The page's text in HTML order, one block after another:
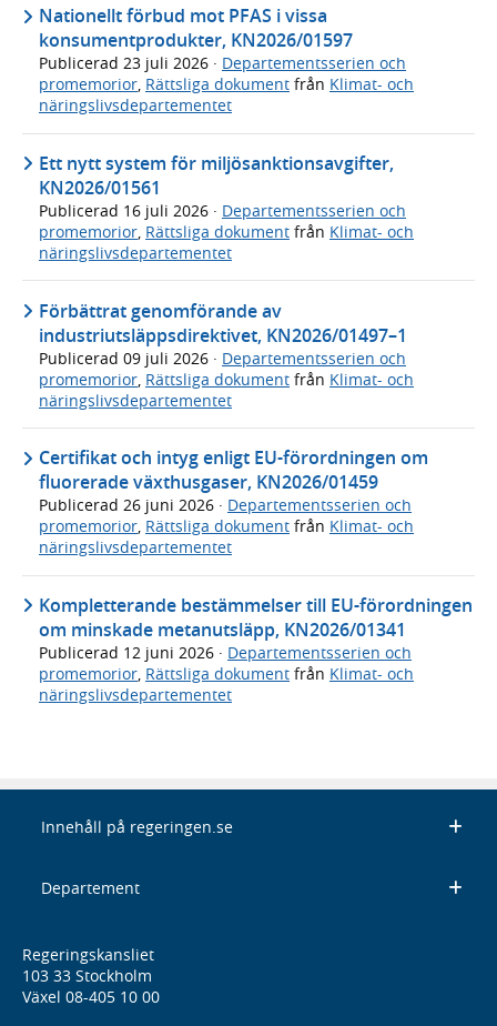
Nationellt förbud mot PFAS i vissa
konsumentprodukter, KN2026/01597
Publicerad 23 juli 2026 · Departementsserien och
promemorior, Rättsliga dokument från Klimat- och
näringslivsdepartementet
Ett nytt system för miljösanktionsavgifter,
KN2026/01561
Publicerad 16 juli 2026 · Departementsserien och
promemorior, Rättsliga dokument från Klimat- och
näringslivsdepartementet
Förbättrat genomförande av
industriutsläppsdirektivet, KN2026/01497–1
Publicerad 09 juli 2026 · Departementsserien och
promemorior Rättsliga dokument från Klimat- och
näringslivsdepartementet
Certifikat och intyg enligt EU-förordningen om
fluorerade växthusgaser, KN2026/01459
Publicerad 26 juni 2026 · Departementsserien och
promemorior, Rättsliga dokument från Klimat- och
näringslivsdepartementet
Kompletterande bestämmelser till EU-förordningen
om minskade metanutsläpp, KN2026/01341
Publicerad 12 juni 2026 · Departementsserien och
promemorior, Rättsliga dokument från Klimat- och
näringslivsdepartementet
Innehåll på regeringen.se
Departement
Regeringskansliet
103 33 Stockholm
Växel 08-405 10 00